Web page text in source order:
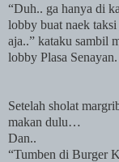
“Duh.. ga hanya di
lobby buat naek
aja..” kataku sambil
lobby Plasa Senayan.
Setelah sholat
makan dulu…
Dan..
“Tumben di Burger